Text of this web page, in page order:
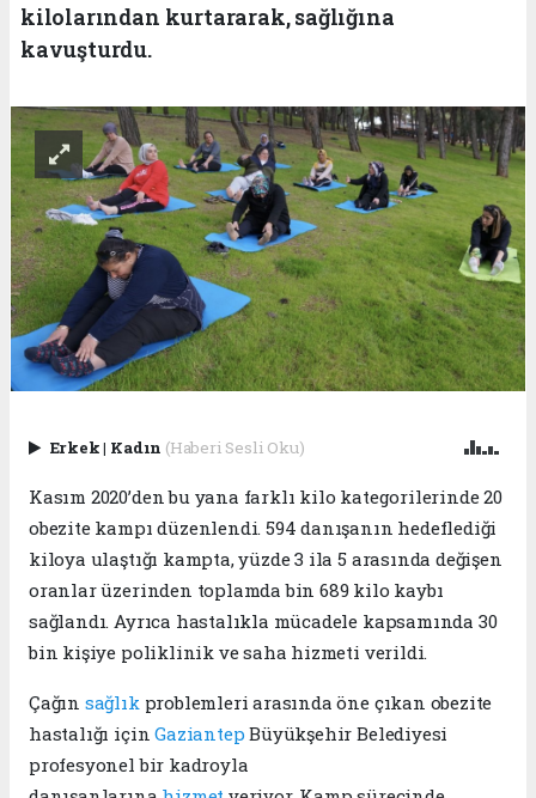
kilolarından kurtararak, sağlığına
kavuşturdu.
Erkek| Kadın (Haberi Sesli Oku)
Kasım 2020’den bu yana farklı kilo kategorilerinde 20
obezite kampı düzenlendi. 594 danışanın hedeflediği
kiloya ulaştığı kampta, yüzde 3 ila 5 arasında değişen
oranlar üzerinden toplamda bin 689 kilo kaybı
sağlandı. Ayrıca hastalıkla mücadele kapsamında 30
bin kişiye poliklinik ve saha hizmeti verildi.
Çağın sağlık problemleri arasında öne çıkan obezite
hastalığı içinGaziantep Büyükşehir Belediyesi
profesyonel bir kadroyla